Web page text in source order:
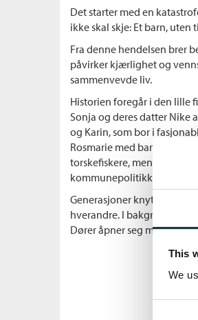
This
We
Det starter med en
ikke skal skje: Et barn, uten
Fra denne hendelsen brer
påvirker kjærlighet og
sammenvevde liv.
Historien foregår i den lille
Sonja og deres datter Nike
og Karin, som bor i
Rosmarie med barna Katta
torskefiskere, men torsken
kommunepolitikken for å
Generasjoner knyttes
hverandre. I bakgrunnen
Dører åpner seg mot